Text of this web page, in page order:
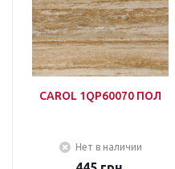
CAROL 1QP60070 ПОЛ
Нет в наличии